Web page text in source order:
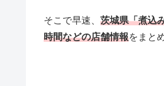
そこで早速、 茨城県「煮込
時間などの店舗情報をまと